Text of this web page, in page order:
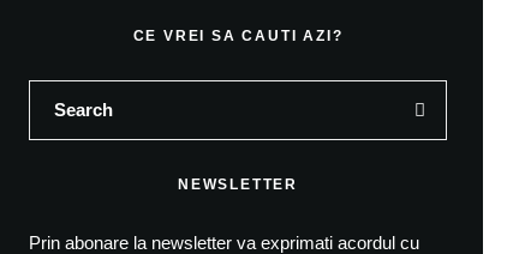
CE VREI SA CAUTI AZI?
NEWSLETTER
Prin abonare la newsletter va exprimati acordul cu